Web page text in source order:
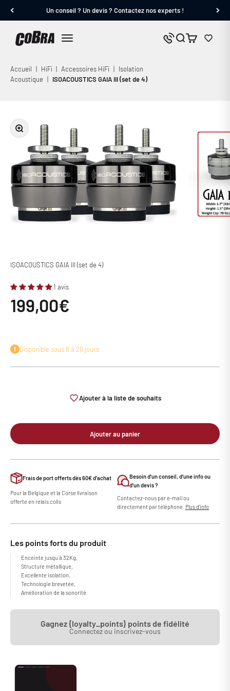
Un conseil ? Un devis ? Contactez nos experts !
Cobra.fr
Nous contacter
Panier
Accueil | HiFi | Accessoires HiFi | Isolation
Acoustique | ISOACOUSTICS GAIA III (set de 4)
Zoomer sur l'image
ISOACOUSTICS GAIA III (set de 4)
1 avis
Prix de vente
199,00€
Disponible sous 8 à 20 jours
Ajouter à la liste de souhaits
Ajouter au panier
Frais de port offerts dès 60€ d'achat
Pour la Belgique et la Corse livraison
offerte en relais colis
Besoin d'un conseil, d'une info ou
d'un devis ?
Contactez-nous par e-mail ou
directement par téléphone. Plus d'info
Les points forts du produit
Enceinte jusqu´à 32Kg,
Structure métallique,
Excellente isolation,
Technologie brevetée,
Amélioration de la sonorité
Gagnez {loyalty_points} points de fidélité
Connectez ou inscrivez-vous
Les pieds isolants IsoAcoustics Gaia III vous permettront d’améliorer la